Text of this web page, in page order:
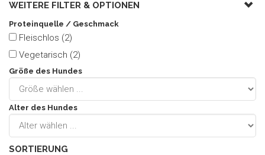
WEITERE FILTER & OPTIONEN
Proteinquelle / Geschmack
Fleischlos (2)
Vegetarisch (2)
Größe des Hundes
Alter des Hundes
SORTIERUNG